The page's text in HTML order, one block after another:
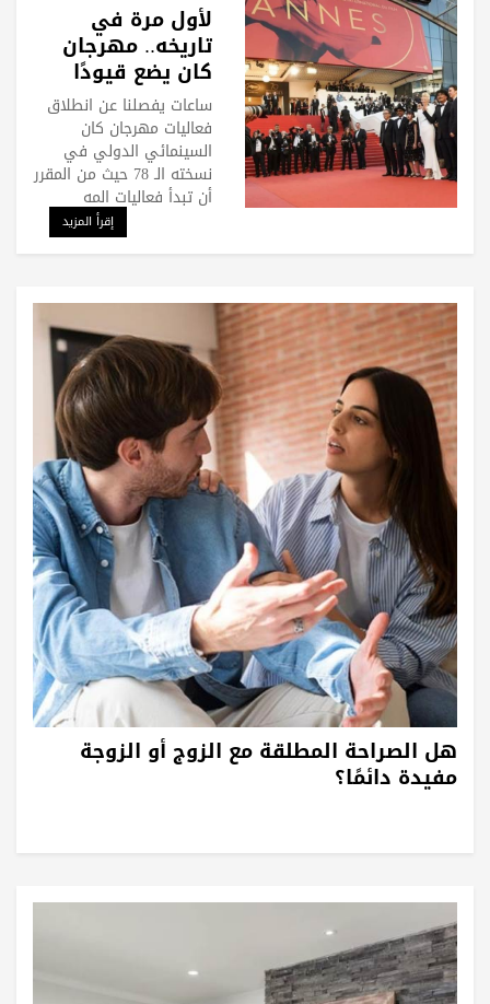
لأول مرة في
تاريخه.. مهرجان
كان يضع قيودًا
على الإطلالات
الجريئة
ساعات يفصلنا عن انطلاق
فعاليات مهرجان كان
السينمائي الدولي في
نسخته الـ 78 حيث من المقرر
أن تبدأ فعاليات المه
إقرأ المزيد
هل الصراحة المطلقة مع الزوج أو الزوجة
مفيدة دائمًا؟